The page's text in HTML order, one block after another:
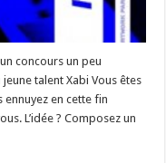
concours un peu
talent Xabi Vous êtes
en cette fin
L’idée ? Composez un